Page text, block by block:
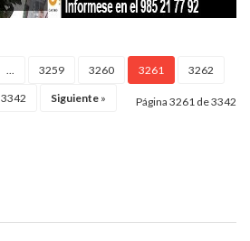
3259 3260 3261 3262
3342 Siguiente » Página 3261 de 3342